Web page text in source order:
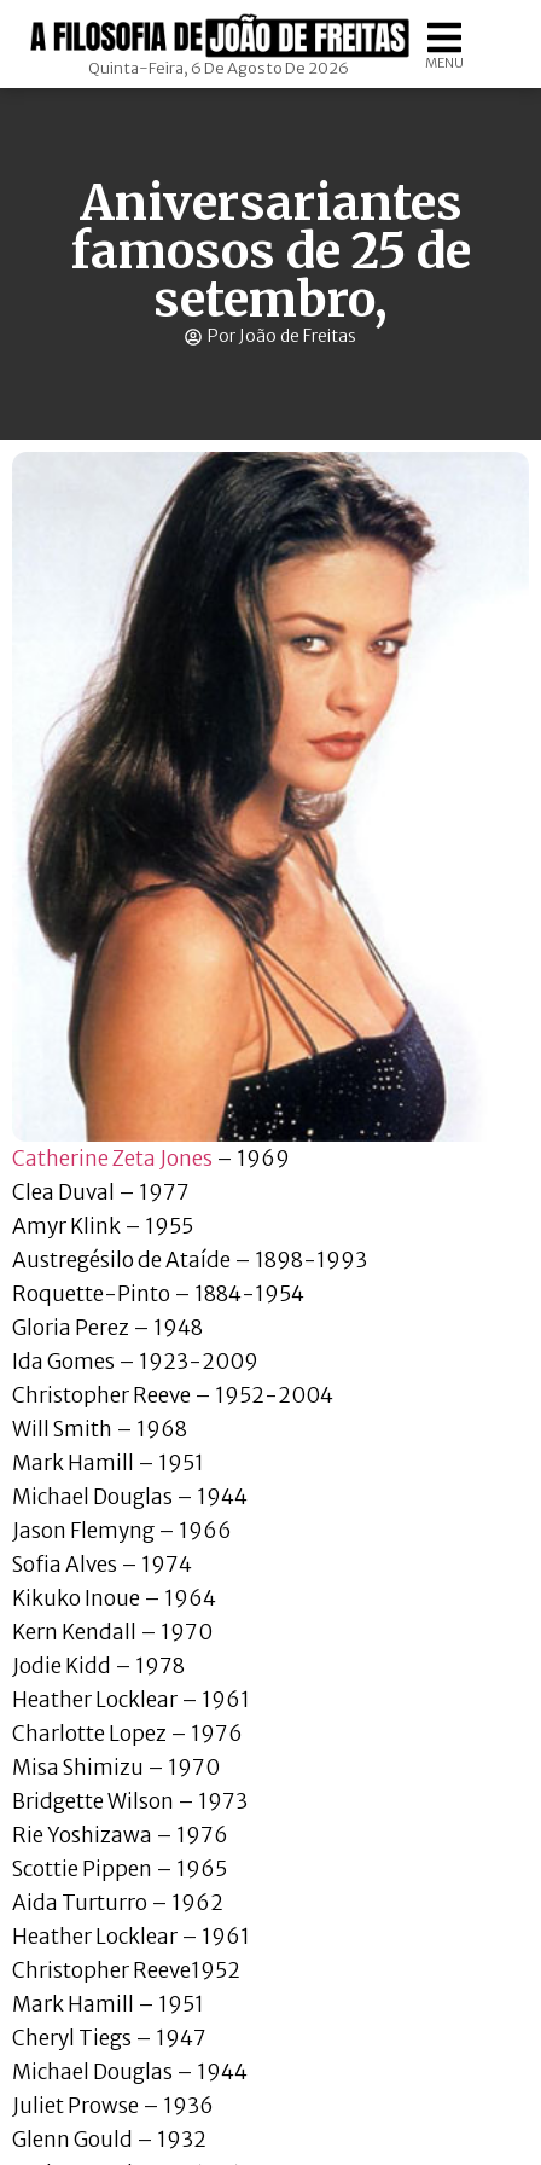
Quinta-Feira, 6 De Agosto De 2026 MENU
Aniversariantes
famosos de 25 de
setembro,
Por João de Freitas
Catherine Zeta Jones – 1969
Clea Duval – 1977
Amyr Klink – 1955
Austregésilo de Ataíde – 1898-1993
Roquette-Pinto – 1884-1954
Gloria Perez – 1948
Ida Gomes – 1923-2009
Christopher Reeve – 1952-2004
Will Smith – 1968
Mark Hamill – 1951
Michael Douglas – 1944
Jason Flemyng – 1966
Sofia Alves – 1974
Kikuko Inoue – 1964
Kern Kendall – 1970
Jodie Kidd – 1978
Heather Locklear – 1961
Charlotte Lopez – 1976
Misa Shimizu – 1970
Bridgette Wilson – 1973
Rie Yoshizawa – 1976
Scottie Pippen – 1965
Aida Turturro – 1962
Heather Locklear – 1961
Christopher Reeve1952
Mark Hamill – 1951
Cheryl Tiegs – 1947
Michael Douglas – 1944
Juliet Prowse – 1936
Glenn Gould – 1932